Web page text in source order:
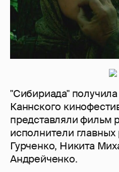
"Сибириада"
Каннского
представляли фильм
исполнители
Гурченко, Никита
Андрейченко.